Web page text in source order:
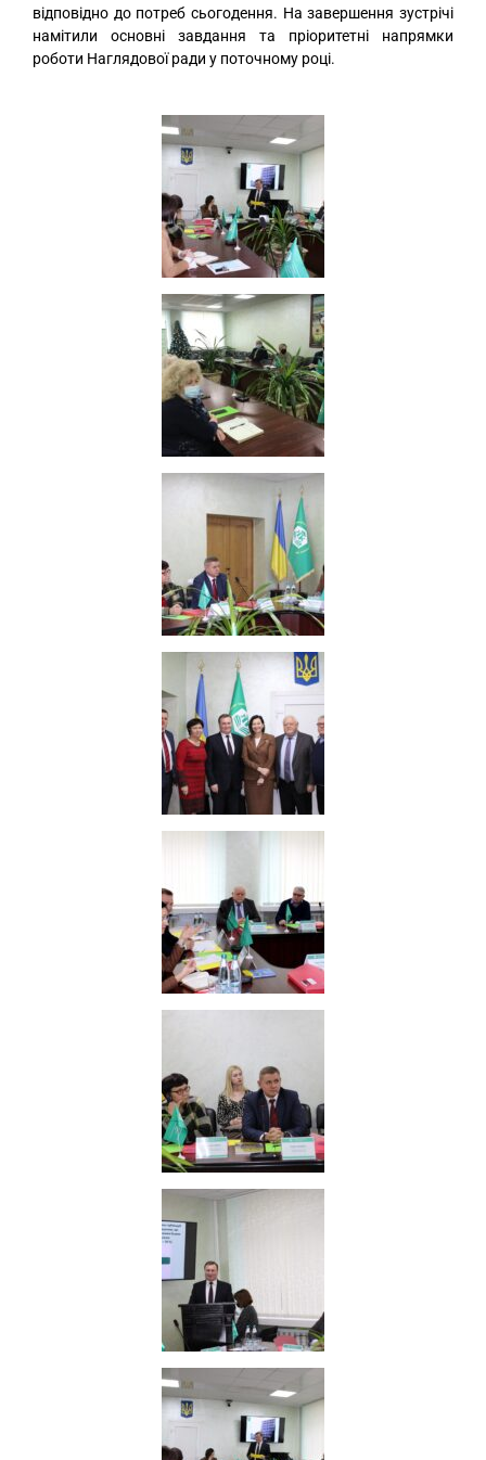
відповідно до потреб сьогодення. На завершення зустрічі
намітили основні завдання та пріоритетні напрямки
роботи Наглядової ради у поточному році.